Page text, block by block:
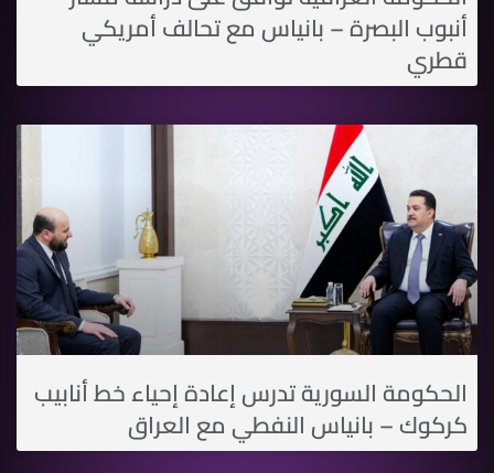
أنبوب البصرة – بانياس مع تحالف أمريكي
قطري
الحكومة السورية تدرس إعادة إحياء خط أنابيب
كركوك – بانياس النفطي مع العراق